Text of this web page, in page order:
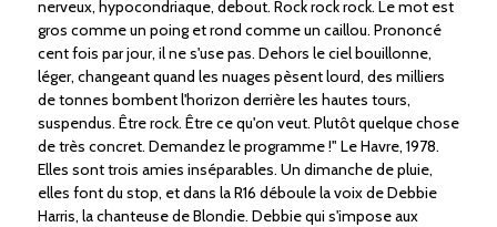
nerveux, hypocondriaque, debout. Rock rock rock. Le mot est
gros comme un poing et rond comme un caillou. Prononcé
cent fois par jour, il ne s'use pas. Dehors le ciel bouillonne,
léger, changeant quand les nuages pèsent lourd, des milliers
de tonnes bombent l'horizon derrière les hautes tours,
suspendus. Être rock. Être ce qu'on veut. Plutôt quelque chose
de très concret. Demandez le programme !" Le Havre, 1978.
Elles sont trois amies inséparables. Un dimanche de pluie,
elles font du stop, et dans la R16 déboule la voix de Debbie
Harris, la chanteuse de Blondie. Debbie qui s'impose aux